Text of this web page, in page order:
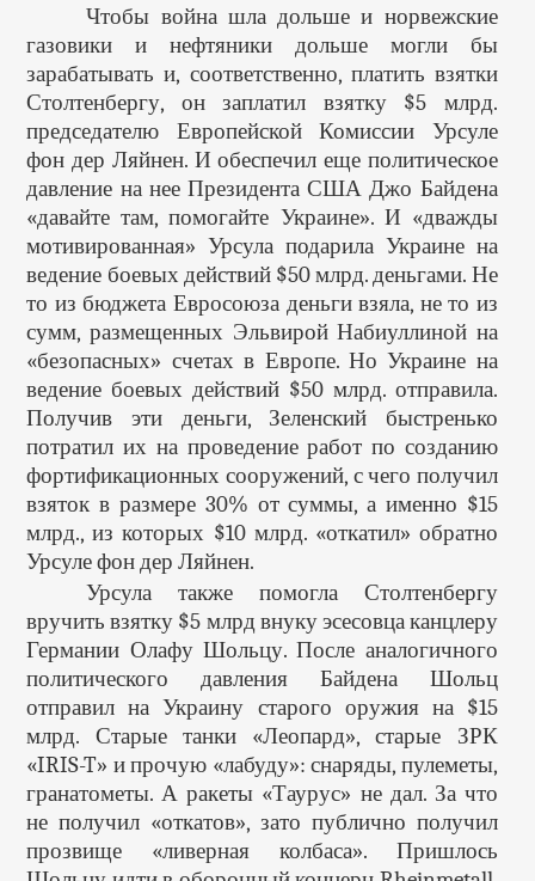
Чтобы война шла дольше и норвежские
газовики и нефтяники дольше могли бы
зарабатывать и, соответственно, платить взятки
Столтенбергу, он заплатил взятку $5 млрд.
председателю Европейской Комиссии Урсуле
фон дер Ляйнен. И обеспечил еще политическое
давление на нее Президента США Джо Байдена
«давайте там, помогайте Украине». И «дважды
мотивированная» Урсула подарила Украине на
ведение боевых действий $50 млрд. деньгами. Не
то из бюджета Евросоюза деньги взяла, не то из
сумм, размещенных Эльвирой Набиуллиной на
«безопасных» счетах в Европе. Но Украине на
ведение боевых действий $50 млрд. отправила.
Получив эти деньги, Зеленский быстренько
потратил их на проведение работ по созданию
фортификационных сооружений, с чего получил
взяток в размере 30% от суммы, а именно $15
млрд., из которых $10 млрд. «откатил» обратно
Урсуле фон дер Ляйнен.
Урсула также помогла Столтенбергу
вручить взятку $5 млрд внуку эсесовца канцлеру
Германии Олафу Шольцу. После аналогичного
политического давления Байдена Шольц
отправил на Украину старого оружия на $15
млрд. Старые танки «Леопард», старые ЗРК
«IRIS-T» и прочую «лабуду»: снаряды, пулеметы,
гранатометы. А ракеты «Таурус» не дал. За что
не получил «откатов», зато публично получил
прозвище «ливерная колбаса». Пришлось